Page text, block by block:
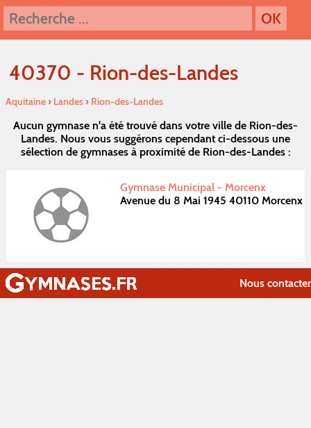
40370 - Rion-des-Landes
Aquitaine› Landes› Rion-des-Landes
Aucun gymnase n'a été trouvé dans votre ville de Rion-des-
Landes. Nous vous suggérons cependant ci-dessous une
sélection de gymnases à proximité de Rion-des-Landes :
Gymnase Municipal - Morcenx
Avenue du 8 Mai 1945 40110 Morcenx
Nous contacter